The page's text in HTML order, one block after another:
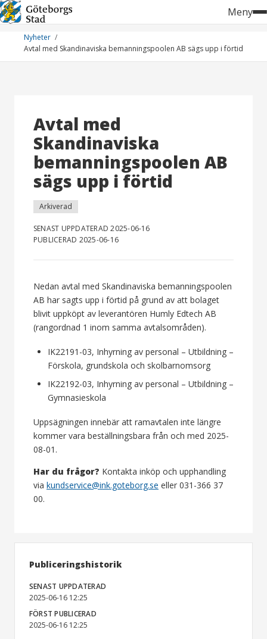
Hoppa
till
innehåll
Meny
Nyheter
Avtal med Skandinaviska bemanningspoolen AB sägs upp i förtid
Avtal med
Skandinaviska
bemanningspoolen AB
sägs upp i förtid
Arkiverad
SENAST UPPDATERAD 2025-06-16
PUBLICERAD 2025-06-16
Nedan avtal med Skandinaviska bemanningspoolen
AB har sagts upp i förtid på grund av att bolaget
blivit uppköpt av leverantören Humly Edtech AB
(rangordnad 1 inom samma avtalsområden).
IK22191-03, Inhyrning av personal – Utbildning –
Förskola, grundskola och skolbarnomsorg
IK22192-03, Inhyrning av personal – Utbildning –
Gymnasieskola
Uppsägningen innebär att ramavtalen inte längre
kommer vara beställningsbara från och med 2025-
08-01.
Har du frågor? Kontakta inköp och upphandling
via kundservice@ink.goteborg.se eller 031-366 37
00.
Publiceringshistorik
SENAST UPPDATERAD
2025-06-16 12:25
FÖRST PUBLICERAD
2025-06-16 12:25